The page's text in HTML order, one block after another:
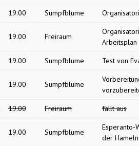
19.00 Sumpfblume
19.00 Freiraum
Arbeitsplan
19.00 Sumpfblume Test von
19.00 Sumpfblume
19.00 Freiraum fällt aus
19.00 Sumpfblume
Esperanto-
der